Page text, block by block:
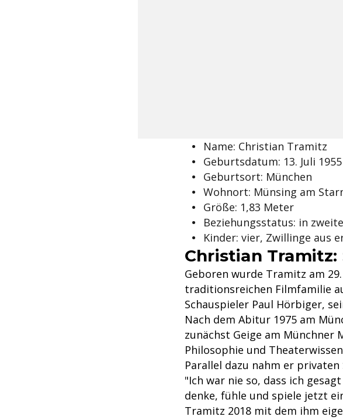
Name: Christian Tramitz
Geburtsdatum: 13. Juli 1955
Geburtsort: München
Wohnort: Münsing am
Größe: 1,83 Meter
Beziehungsstatus: in
Kinder: vier, Zwillinge aus
Christian
Geboren wurde Tramitz am
traditionsreichen Filmfamilie
Schauspieler Paul Hörbiger,
Nach dem Abitur 1975 am
zunächst Geige am Münchner
Philosophie und
Parallel dazu nahm er
"Ich war nie so, dass ich
denke, fühle und spiele jetzt
Tramitz 2018 mit dem ihm